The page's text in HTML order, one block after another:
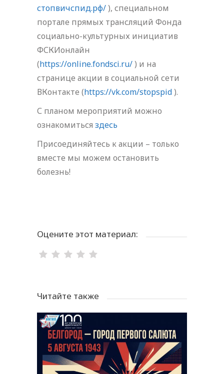
стопвичспид.рф/), специальном
портале прямых трансляций Фонда
социально-культурных инициатив
ФСКИонлайн
(https://online.fondsci.ru/) и на
странице акции в социальной сети
ВКонтакте (https://vk.com/stopspid).
С планом мероприятий можно
ознакомиться здесь
Присоединяйтесь к акции – только
вместе мы можем остановить
болезнь!
Оцените этот материал:
Читайте также